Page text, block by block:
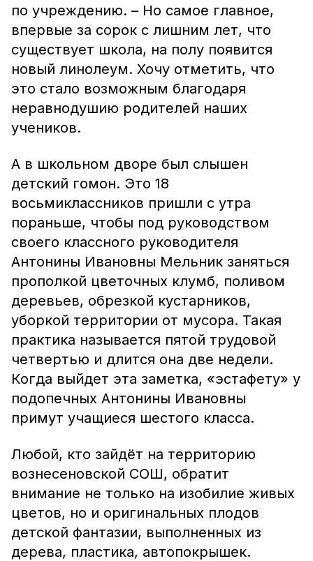
по учреждению. – Но самое главное,
впервые за сорок с лишним лет, что
существует школа, на полу появится
новый линолеум. Хочу отметить, что
это стало возможным благодаря
неравнодушию родителей наших
учеников.
А в школьном дворе был слышен
детский гомон. Это 18
восьмиклассников пришли с утра
пораньше, чтобы под руководством
своего классного руководителя
Антонины Ивановны Мельник заняться
прополкой цветочных клумб, поливом
деревьев, обрезкой кустарников,
уборкой территории от мусора. Такая
практика называется пятой трудовой
четвертью и длится она две недели.
Когда выйдет эта заметка, «эстафету» у
подопечных Антонины Ивановны
примут учащиеся шестого класса.
Любой, кто зайдёт на территорию
вознесеновской СОШ, обратит
внимание не только на изобилие живых
цветов, но и оригинальных плодов
детской фантазии, выполненных из
дерева, пластика, автопокрышек.